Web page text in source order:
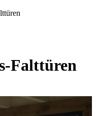
Falttüren